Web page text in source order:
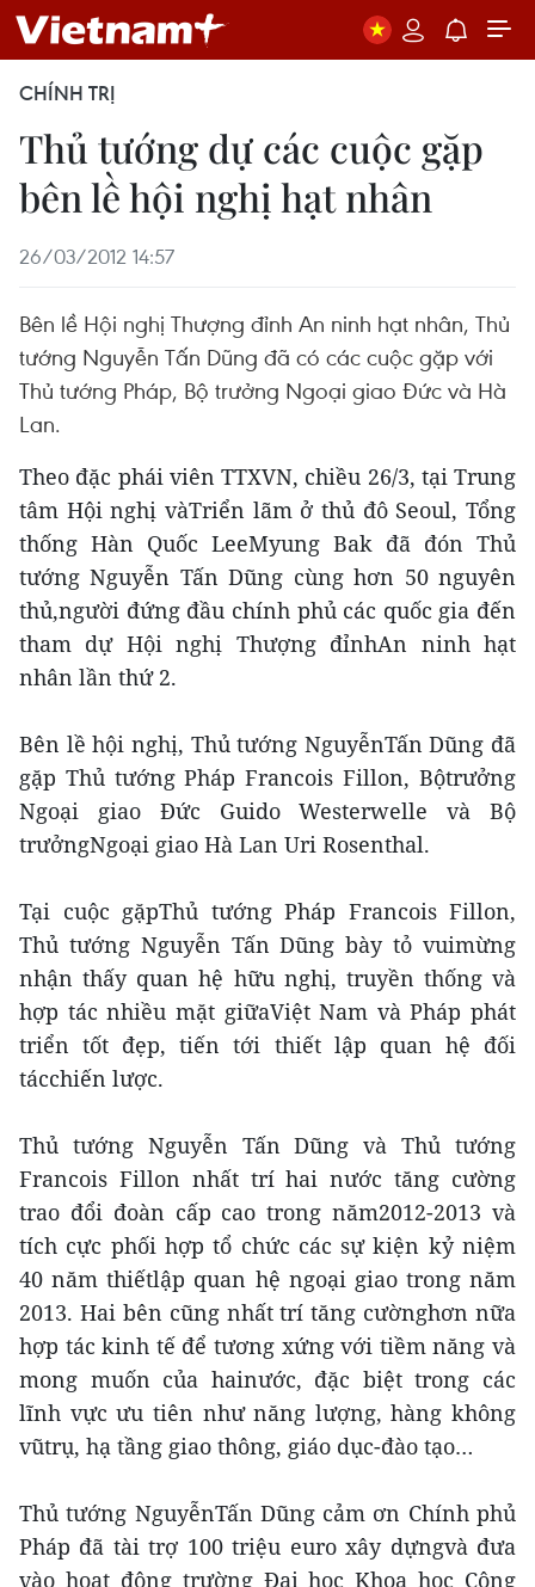
CHÍNH TRỊ
Thủ tướng dự các cuộc gặp
bên lề hội nghị hạt nhân
26/03/2012 14:57
Bên lề Hội nghị Thượng đỉnh An ninh hạt nhân, Thủ
tướng Nguyễn Tấn Dũng đã có các cuộc gặp với
Thủ tướng Pháp, Bộ trưởng Ngoại giao Đức và Hà
Lan.
Theo đặc phái viên TTXVN, chiều 26/3, tại Trung
tâm Hội nghị vàTriển lãm ở thủ đô Seoul, Tổng
thống Hàn Quốc LeeMyung Bak đã đón Thủ
tướng Nguyễn Tấn Dũng cùng hơn 50 nguyên
thủ,người đứng đầu chính phủ các quốc gia đến
tham dự Hội nghị Thượng đỉnhAn ninh hạt
nhân lần thứ 2.
Bên lề hội nghị, Thủ tướng NguyễnTấn Dũng đã
gặp Thủ tướng Pháp Francois Fillon, Bộtrưởng
Ngoại giao Đức Guido Westerwelle và Bộ
trưởngNgoại giao Hà Lan Uri Rosenthal.
Tại cuộc gặpThủ tướng Pháp Francois Fillon,
Thủ tướng Nguyễn Tấn Dũng bày tỏ vuimừng
nhận thấy quan hệ hữu nghị, truyền thống và
hợp tác nhiều mặt giữaViệt Nam và Pháp phát
triển tốt đẹp, tiến tới thiết lập quan hệ đối
tácchiến lược.
Thủ tướng Nguyễn Tấn Dũng và Thủ tướng
Francois Fillon nhất trí hai nước tăng cường
trao đổi đoàn cấp cao trong năm2012-2013 và
tích cực phối hợp tổ chức các sự kiện kỷ niệm
40 năm thiếtlập quan hệ ngoại giao trong năm
2013. Hai bên cũng nhất trí tăng cườnghơn nữa
hợp tác kinh tế để tương xứng với tiềm năng và
mong muốn của hainước, đặc biệt trong các
lĩnh vực ưu tiên như năng lượng, hàng không
vũtrụ, hạ tầng giao thông, giáo dục-đào tạo…
Thủ tướng NguyễnTấn Dũng cảm ơn Chính phủ
Pháp đã tài trợ 100 triệu euro xây dựngvà đưa
vào hoạt động trường Đại học Khoa học Công